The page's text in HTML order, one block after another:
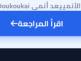
اقرأ المراجعة